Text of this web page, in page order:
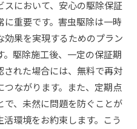
において、安心の駆除保証
重要です。害虫駆除は一時
果を実現するためのプラン
駆除施工後、一定の保証期
れた場合には、無料で再対
ながります。また、定期点
、未然に問題を防ぐことが
環境をお約束します。こう